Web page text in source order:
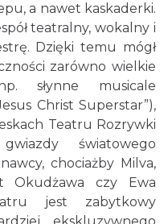
a nawet kaskaderki.
teatralny, wokalny i
Dzięki temu mógł
zarówno wielkie
słynne musicale
Christ Superstar”),
Teatru Rozrywki
światowego
chociażby Milva,
Okudżawa czy Ewa
jest zabytkowy